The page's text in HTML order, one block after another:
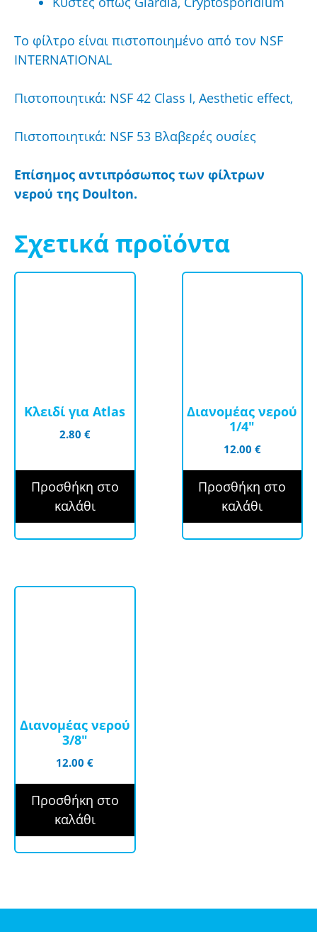
Το φίλτρο είναι πιστοποιημένο από τον NSF
INTERNATIONAL
Πιστοποιητικά: NSF 42 Class I, Aesthetic effect,
Πιστοποιητικά: NSF 53 Βλαβερές ουσίες
Eπίσημος αντιπρόσωπος των φίλτρων
νερού της Doulton.
Σχετικά προϊόντα
Κλειδί για Atlas
2.80 €
Προσθήκη στο
καλάθι
Διανομέας νερού
1/4″
12.00 €
Προσθήκη στο
καλάθι
Διανομέας νερού
3/8″
12.00€
Προσθήκη στο
καλάθι